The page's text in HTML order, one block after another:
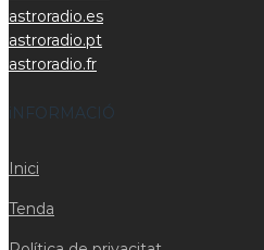
astroradio.es
astroradio.pt
astroradio.fr
iNFORMACIÓ
Inici
Tenda